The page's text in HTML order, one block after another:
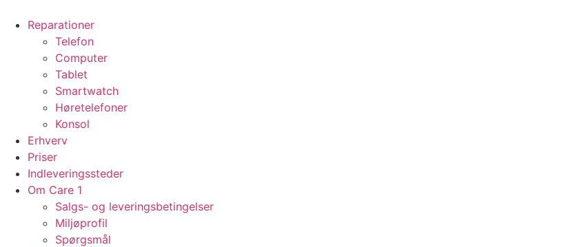
Reparationer
Telefon
Computer
Tablet
Smartwatch
Høretelefoner
Konsol
Erhverv
Priser
Indleveringssteder
Om Care 1
Salgs- og leveringsbetingelser
Miljøprofil
Spørgsmål